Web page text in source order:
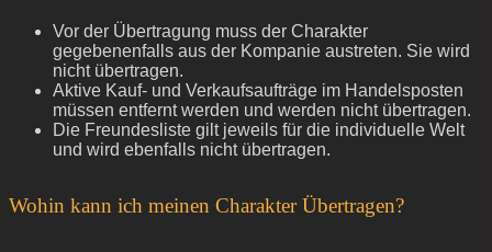
Vor der Übertragung muss der Charakter
gegebenenfalls aus der Kompanie austreten. Sie wird
nicht übertragen.
Aktive Kauf- und Verkaufsaufträge im Handelsposten
müssen entfernt werden und werden nicht übertragen.
Die Freundesliste gilt jeweils für die individuelle Welt
und wird ebenfalls nicht übertragen.
Wohin kann ich meinen Charakter Übertragen?